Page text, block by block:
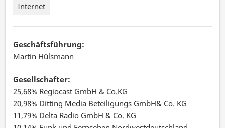
Internet
Geschäftsführung:
Martin Hülsmann
Gesellschafter:
25,68% Regiocast GmbH & Co.KG
20,98% Ditting Media Beteiligungs GmbH& Co. KG
11,79% Delta Radio GmbH & Co. KG